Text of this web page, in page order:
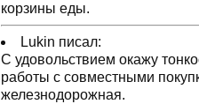
корзины еды.
Lukin писал:
С удовольствием окажу
работы с совместными
железнодорожная.